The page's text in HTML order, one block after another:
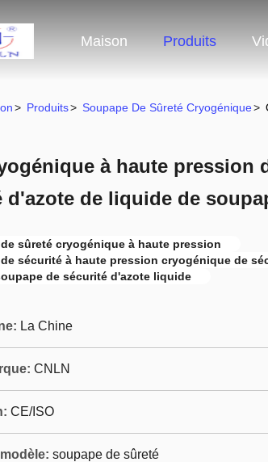
Maison Produits
> Produits> Soupape De Sûreté Cryogénique>
à haute pression
d'azote de liquide de
sûreté cryogénique à haute pression
sécurité à haute pression cryogénique de
de sécurité d'azote liquide
La Chine
CNLN
CE/ISO
soupape de sûreté